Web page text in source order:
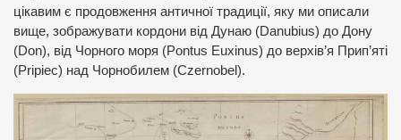
цікавим є продовження античної традиції, яку ми описали
вище, зображувати кордони від Дунаю (Danubius) до Дону
(Don), від Чорного моря (Pontus Euxinus) до верхів’я Прип’яті
(Pripiec) над Чорнобилем (Czernobel).